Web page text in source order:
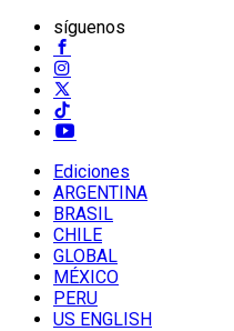
síguenos
Ediciones
ARGENTINA
BRASIL
CHILE
GLOBAL
MÉXICO
PERU
US ENGLISH